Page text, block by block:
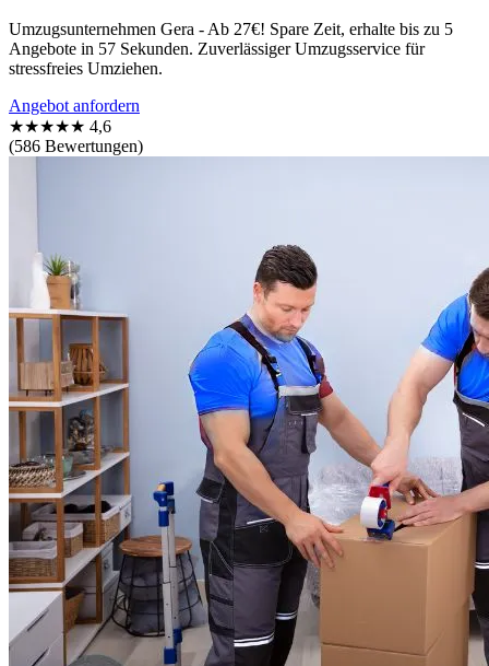
Umzugsunternehmen Gera - Ab 27€! Spare Zeit, erhalte bis zu 5
Angebote in 57 Sekunden. Zuverlässiger Umzugsservice für
stressfreies Umziehen.
Angebot anfordern
★★★★★ 4,6
(586 Bewertungen)